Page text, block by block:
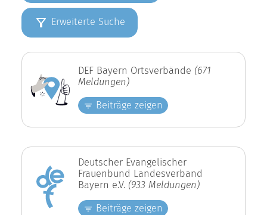
Erweiterte Suche
DEF Bayern Ortsverbände (671
Meldungen)
Beiträge zeigen
Deutscher Evangelischer
Frauenbund Landesverband
Bayern e.V. (933 Meldungen)
Beiträge zeigen